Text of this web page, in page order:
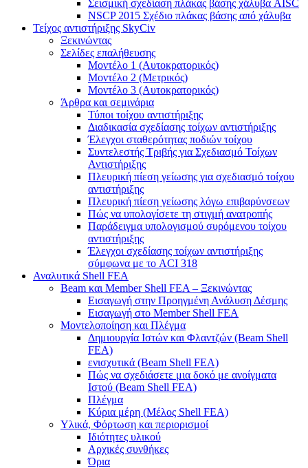
Σεισμική σχεδίαση πλάκας βάσης χάλυβα AISC
NSCP 2015 Σχέδιο πλάκας βάσης από χάλυβα
Τείχος αντιστήριξης SkyCiv
Ξεκινώντας
Σελίδες επαλήθευσης
Μοντέλο 1 (Αυτοκρατορικός)
Μοντέλο 2 (Μετρικός)
Μοντέλο 3 (Αυτοκρατορικός)
Άρθρα και σεμινάρια
Τύποι τοίχου αντιστήριξης
Διαδικασία σχεδίασης τοίχων αντιστήριξης
Έλεγχοι σταθερότητας ποδιών τοίχου
Συντελεστής Τριβής για Σχεδιασμό Τοίχων
Αντιστήριξης
Πλευρική πίεση γείωσης για σχεδιασμό τοίχου
αντιστήριξης
Πλευρική πίεση γείωσης λόγω επιβαρύνσεων
Πώς να υπολογίσετε τη στιγμή ανατροπής
Παράδειγμα υπολογισμού συρόμενου τοίχου
αντιστήριξης
Έλεγχοι σχεδίασης τοίχων αντιστήριξης
σύμφωνα με το ACI 318
Αναλυτικά Shell FEA
Beam και Member Shell FEA – Ξεκινώντας
Εισαγωγή στην Προηγμένη Ανάλυση Δέσμης
Εισαγωγή στο Member Shell FEA
Μοντελοποίηση και Πλέγμα
Δημιουργία Ιστών και Φλαντζών (Beam Shell
FEA)
ενισχυτικά (Beam Shell FEA)
Πώς να σχεδιάσετε μια δοκό με ανοίγματα
Ιστού (Beam Shell FEA)
Πλέγμα
Κύρια μέρη (Μέλος Shell FEA)
Υλικά, Φόρτωση και περιορισμοί
Ιδιότητες υλικού
Αρχικές συνθήκες
Όρια